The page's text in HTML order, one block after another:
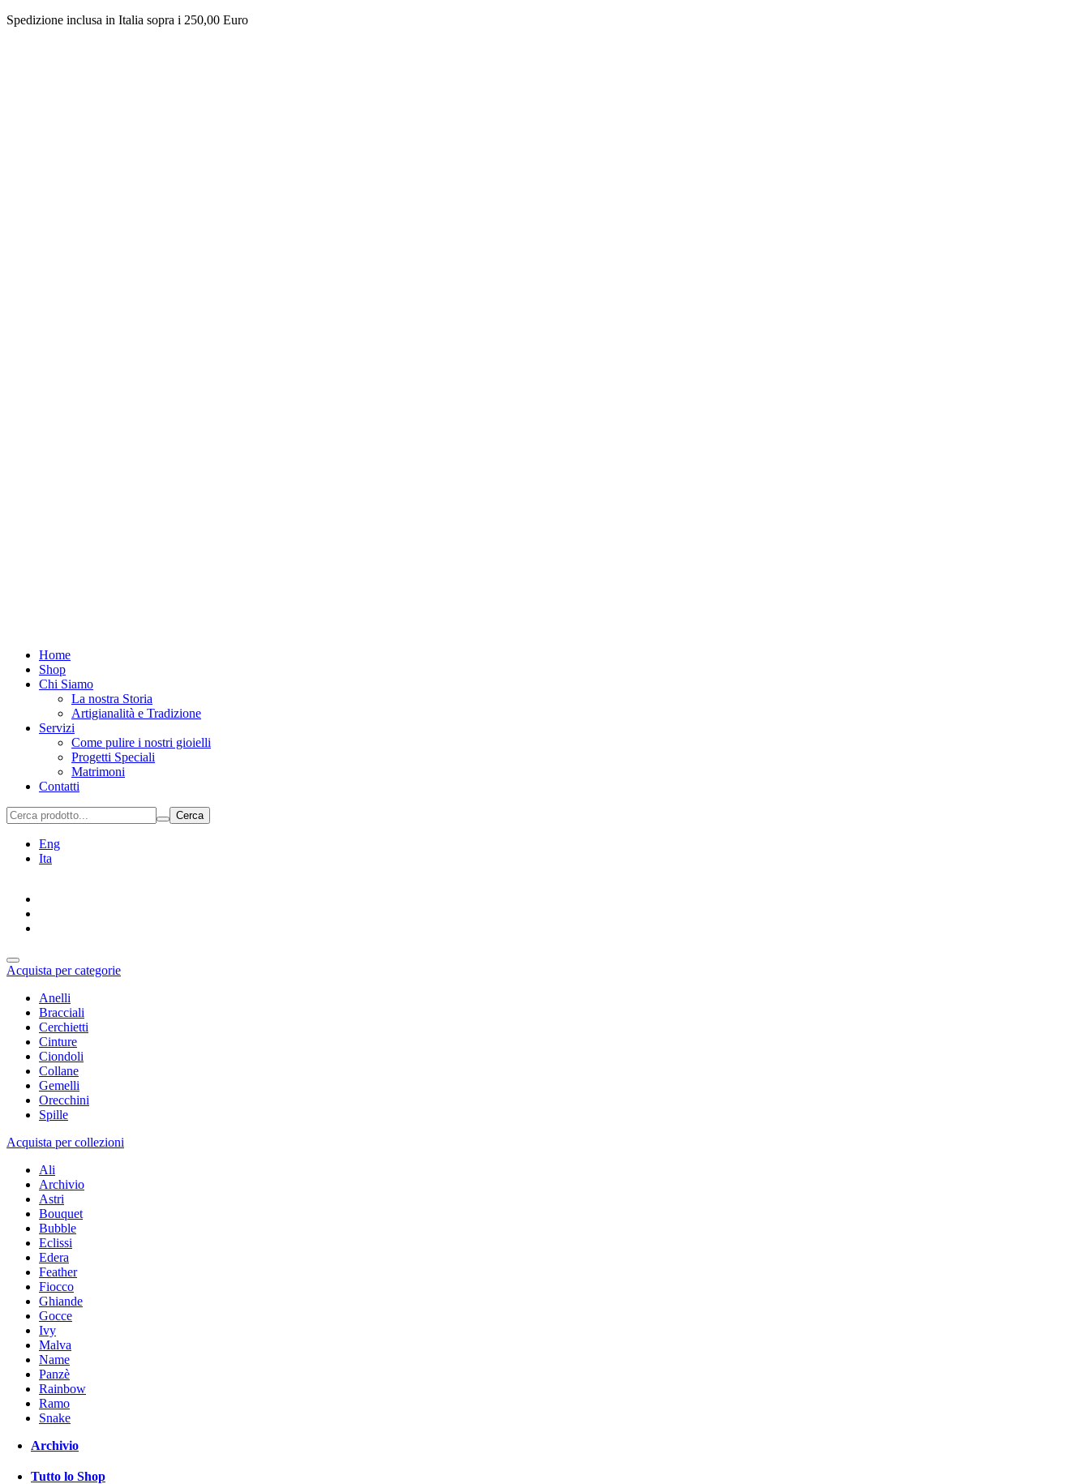
Spedizione inclusa in Italia sopra i 250,00 Euro
Home
Shop
Chi Siamo
La nostra Storia
Artigianalità e Tradizione
Servizi
Come pulire i nostri gioielli
Progetti Speciali
Matrimoni
Contatti
Cerca
Eng
Ita
Acquista per categorie
Anelli
Bracciali
Cerchietti
Cinture
Ciondoli
Collane
Gemelli
Orecchini
Spille
Acquista per collezioni
Ali
Archivio
Astri
Bouquet
Bubble
Eclissi
Edera
Feather
Fiocco
Ghiande
Gocce
Ivy
Malva
Name
Panzè
Rainbow
Ramo
Snake
Archivio
Tutto lo Shop